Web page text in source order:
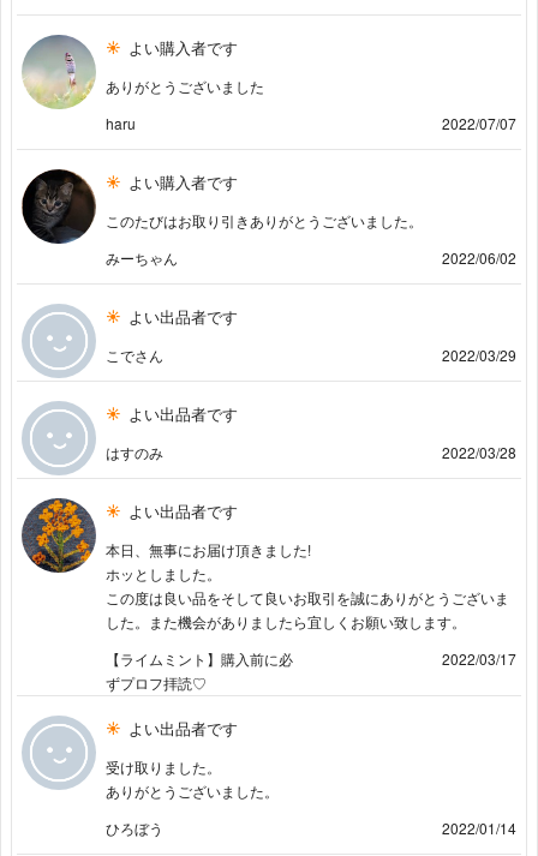
よい購入者です
ありがとうございました
haru
2022/07/07
よい購入者です
このたびはお取り引きありがとうございました。
みーちゃん
2022/06/02
よい出品者です
こでさん 2022/03/29
よい出品者です
はすのみ 2022/03/28
よい出品者です
本日、無事にお届け頂きました!
ホッとしました。
この度は良い品をそして良いお取引を誠にありがとうございま
した。また機会がありましたら宜しくお願い致します。
【ライムミント】購入前に必
ずプロフ拝読♡
2022/03/17
よい出品者です
受け取りました。
ありがとうございました。
ひろぼう
2022/01/14